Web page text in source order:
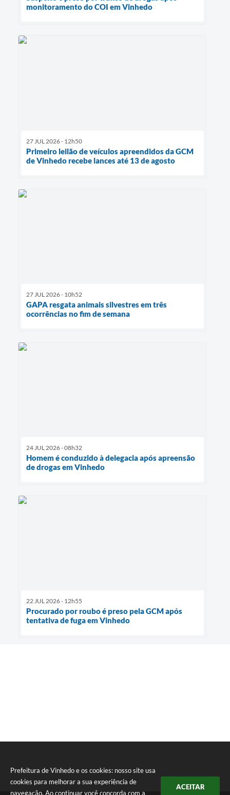
Prefeitura de Vinhedo e os cookies: nosso site usa
cookies para melhorar a sua experiência de
navegação. Ao continuar você concorda com a
ACEITAR
monitoramento do COI em Vinhedo
27 JUL 2026 - 12h50
Primeiro leilão de veículos apreendidos da GCM
de Vinhedo recebe lances até 13 de agosto
27 JUL 2026 - 10h52
GAPA resgata animais silvestres em três
ocorrências no fim de semana
24 JUL 2026 - 08h32
Homem é conduzido à delegacia após apreensão
de drogas em Vinhedo
22 JUL 2026 - 12h55
Procurado por roubo é preso pela GCM após
tentativa de fuga em Vinhedo